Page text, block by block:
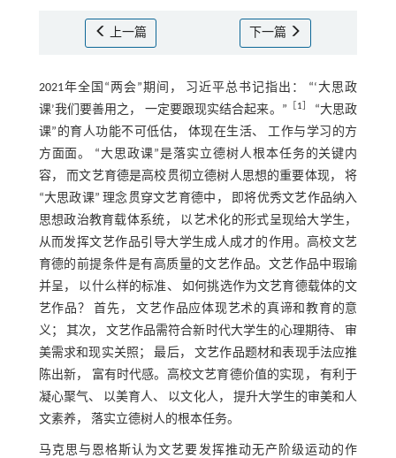
上一篇 下一篇
2021年全国“两会”期间， 习近平总书记指出： “‘大思政
课’我们要善用之， 一定要跟现实结合起来。”
1
“大思政
课”的育人功能不可低估， 体现在生活、 工作与学习的方
方面面。 “大思政课”是落实立德树人根本任务的关键内
容， 而文艺育德是高校贯彻立德树人思想的重要体现， 将
“大思政课” 理念贯穿文艺育德中， 即将优秀文艺作品纳入
思想政治教育载体系统， 以艺术化的形式呈现给大学生，
从而发挥文艺作品引导大学生成人成才的作用。高校文艺
育德的前提条件是有高质量的文艺作品。文艺作品中瑕瑜
并呈， 以什么样的标准、 如何挑选作为文艺育德载体的文
艺作品？ 首先， 文艺作品应体现艺术的真谛和教育的意
义； 其次， 文艺作品需符合新时代大学生的心理期待、 审
美需求和现实关照； 最后， 文艺作品题材和表现手法应推
陈出新， 富有时代感。高校文艺育德价值的实现， 有利于
凝心聚气、 以美育人、 以文化人， 提升大学生的审美和人
文素养， 落实立德树人的根本任务。
马克思与恩格斯认为文艺要发挥推动无产阶级运动的作